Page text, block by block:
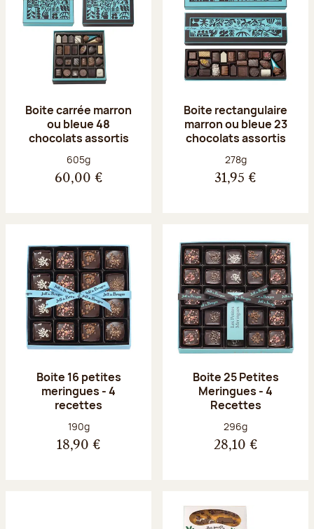
Boite carrée marron
ou bleue 48
chocolats assortis
Poids net :
605g
60,00 €
Boite rectangulaire
marron ou bleue 23
chocolats assortis
Poids net :
278g
31,95 €
Boite 16 petites
meringues - 4
recettes
Poids net :
190g
18,90 €
Boite 25 Petites
Meringues - 4
Recettes
Poids net :
296g
28,10 €